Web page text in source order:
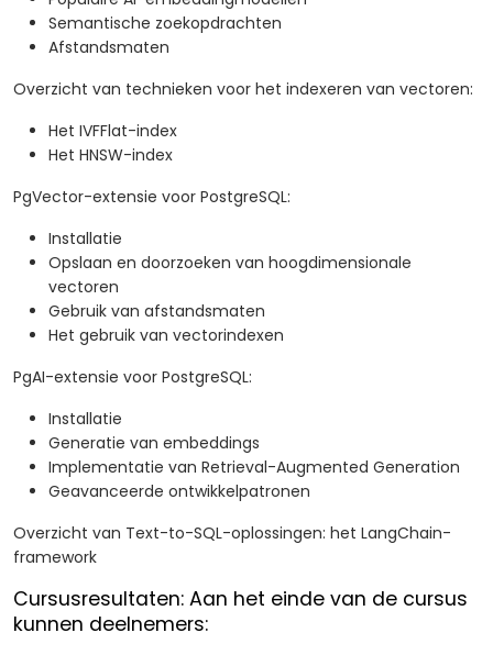
Semantische zoekopdrachten
Afstandsmaten
Overzicht van technieken voor het indexeren van vectoren:
Het IVFFlat-index
Het HNSW-index
PgVector-extensie voor PostgreSQL:
Installatie
Opslaan en doorzoeken van hoogdimensionale
vectoren
Gebruik van afstandsmaten
Het gebruik van vectorindexen
PgAI-extensie voor PostgreSQL:
Installatie
Generatie van embeddings
Implementatie van Retrieval-Augmented Generation
Geavanceerde ontwikkelpatronen
Overzicht van Text-to-SQL-oplossingen: het LangChain-
framework
Cursusresultaten: Aan het einde van de cursus
kunnen deelnemers: